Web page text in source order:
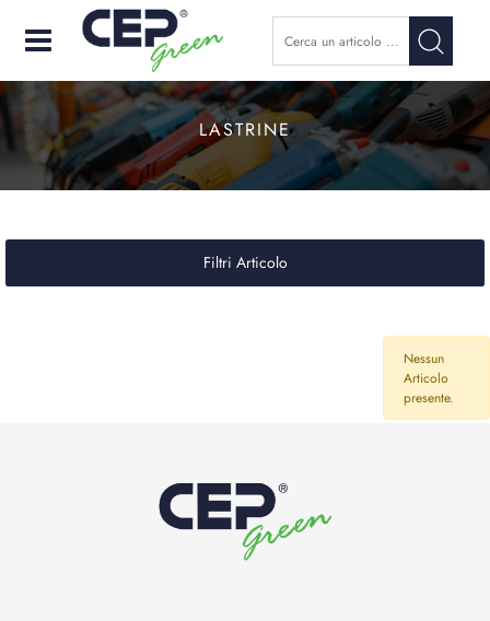
Open
LASTRINE
Filtri Articolo
Nessun
Articolo
presente.